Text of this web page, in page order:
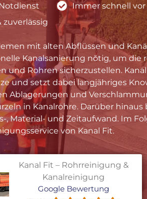
Immer schnell vor
zuverlässig
mit alten Abflüssen und
Kanalsanierung nötig, um
und Rohren sicherzustellen.
und setzt dabei langjähriges
Ablagerungen und
in Kanalrohre. Darüber
, Material- und Zeitaufwand. Im
von Kanal Fit.
Kanal Fit – Rohrreinigung &
Kanalreinigung
Google Bewertung